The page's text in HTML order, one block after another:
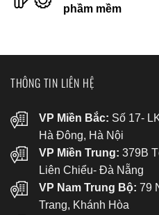
phầm mềm
THÔNG TIN LIÊN HỆ
VP Miền Bắc: Số 17-
Hà Đông, Hà Nội
VP Miền Trung: 379B
Liên Chiểu- Đà Nẵng
VP Nam Trung Bộ: 79
Trang, Khánh Hòa